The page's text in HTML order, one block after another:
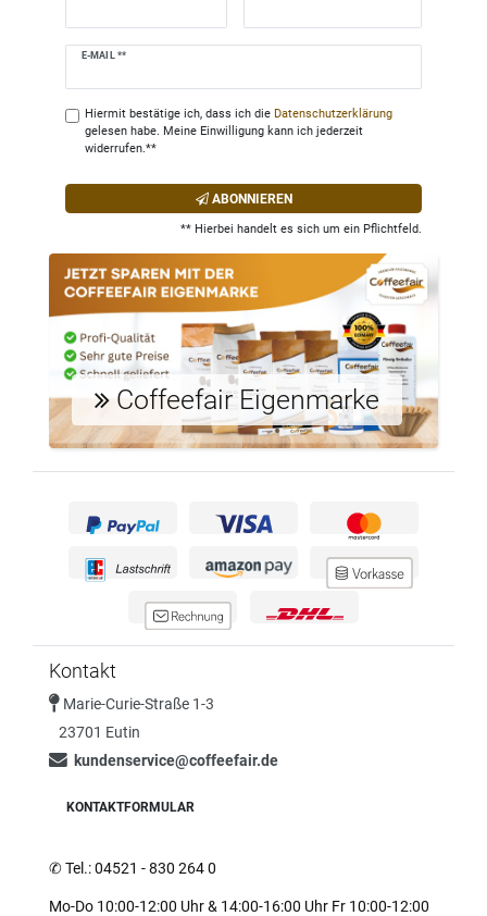
E-MAIL **
Newsletter
Hiermit bestätige ich, dass ich die Daten­schutz­erklärung
gelesen habe. Meine Einwilligung kann ich jederzeit
widerrufen.**
ABONNIEREN
** Hierbei handelt es sich um ein Pflichtfeld.
Coffeefair Eigenmarke
Kontakt
Marie-Curie-Straße 1-3
23701 Eutin
kundenservice@coffeefair.de
KONTAKTFORMULAR
✆Tel.: 04521 - 830 264 0
Mo-Do 10:00-12:00 Uhr & 14:00-16:00 Uhr Fr 10:00-12:00